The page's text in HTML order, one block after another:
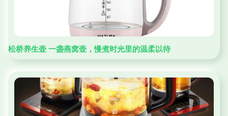
松桥养生壶 一盏燕窝壶，慢煮时光里的温柔以待